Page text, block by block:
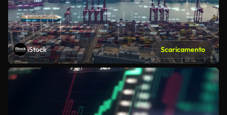
iStock Scaricamento